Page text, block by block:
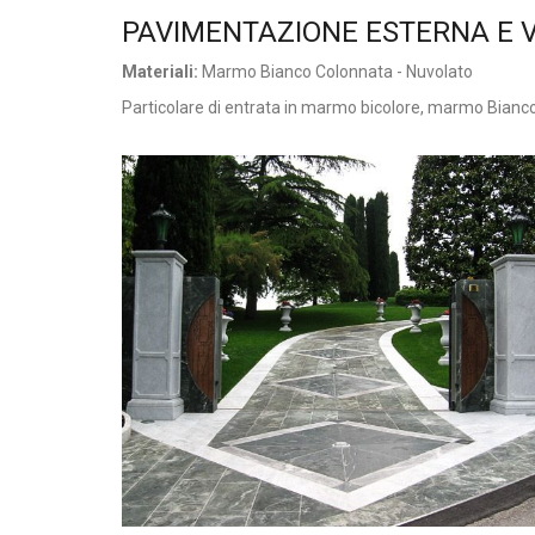
PAVIMENTAZIONE ESTERNA E
Materiali: Marmo Bianco Colonnata - Nuvolato
Particolare di entrata in marmo bicolore, marmo